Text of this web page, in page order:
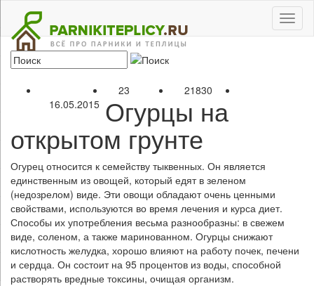
16.05.2015
23 21830
Огурцы на
открытом грунте
Огурец относится к семейству тыквенных. Он является
единственным из овощей, который едят в зеленом
(недозрелом) виде. Эти овощи обладают очень ценными
свойствами, используются во время лечения и курса диет.
Способы их употребления весьма разнообразны: в свежем
виде, соленом, а также маринованном. Огурцы снижают
кислотность желудка, хорошо влияют на работу почек, печени
и сердца. Он состоит на 95 процентов из воды, способной
растворять вредные токсины, очищая организм.